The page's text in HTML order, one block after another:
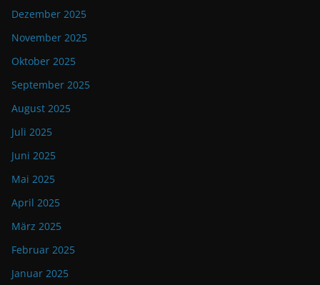
Dezember 2025
November 2025
Oktober 2025
September 2025
August 2025
Juli 2025
Juni 2025
Mai 2025
April 2025
März 2025
Februar 2025
Januar 2025